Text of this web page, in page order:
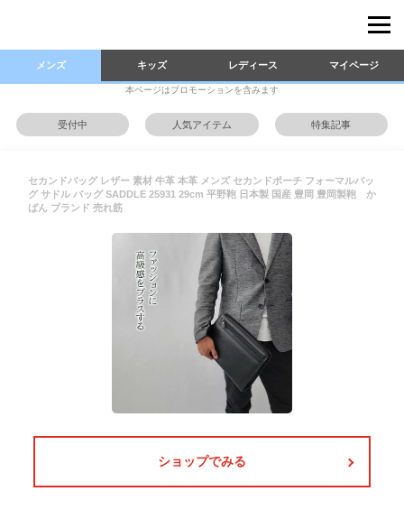
メンズ キッズ レディース マイページ
本ページはプロモーションを含みます
受付中 人気アイテム 特集記事
セカンドバッグ レザー 素材 牛革 本革 メンズ セカンドポーチ フォーマルバッ
グ サドル バッグ SADDLE 25931 29cm 平野鞄 日本製 国産 豊岡 豊岡製鞄 か
ばん ブランド 売れ筋
ショップでみる